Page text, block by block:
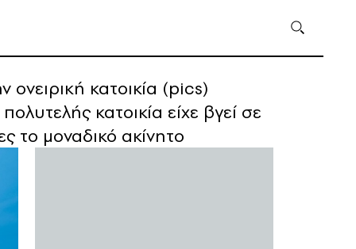
κατοικία (pics)
κατοικία είχε βγεί σε
το μοναδικό ακίνητο